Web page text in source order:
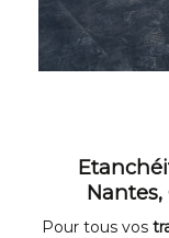
Nantes,
Pour tous vos